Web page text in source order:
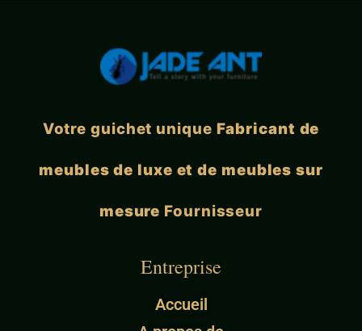
Votre guichet unique Fabricant de
meubles de luxe et de meubles sur
mesure Fournisseur
Entreprise
Accueil